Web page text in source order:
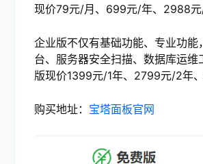
现价79元/月、699元/年、2988元/
企业版不仅有基础功能、专业功
台、服务器安全扫描、数据库运
版现价1399元/1年、2799元/2年
购买地址： 宝塔面板官网